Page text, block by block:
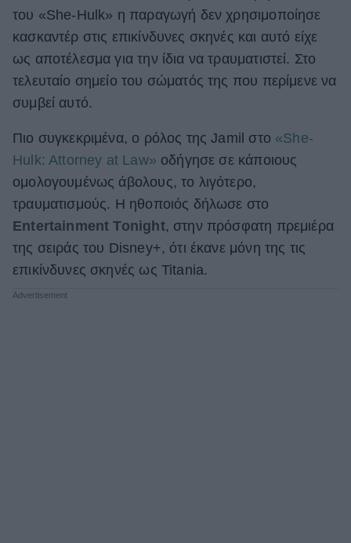
Αφιερώματα
ΒΟΞ
Χωρίς Ταμπέλες
Women's Forum
Hautes Grecians
του «She-Hulk» η παραγωγή δεν χρησιμοποίησε
κασκαντέρ στις επικίνδυνες σκηνές και αυτό είχε
ως αποτέλεσμα για την ίδια να τραυματιστεί. Στο
τελευταίο σημείο του σώματός της που περίμενε να
συμβεί αυτό.
Πιο συγκεκριμένα, ο ρόλος της Jamil στο «She-
Hulk: Attorney at Law» οδήγησε σε κάποιους
ομολογουμένως άβολους, το λιγότερο,
τραυματισμούς. Η ηθοποιός δήλωσε στο
Entertainment Tonight, στην πρόσφατη πρεμιέρα
της σειράς του Disney+, ότι έκανε μόνη της τις
επικίνδυνες σκηνές ως Titania.